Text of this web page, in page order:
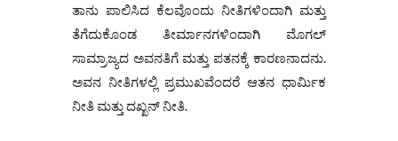
ತಾನು ಪಾಲಿಸಿದ ಕೆಲವೊಂದು ನೀತಿಗಳಿಂದಾಗಿ ಮತ್ತು
ತೆಗೆದುಕೊಂಡ ತೀರ್ಮಾನಗಳಿಂದಾಗಿ ಮೊಗಲ್
ಸಾಮ್ರಾಜ್ಯದ ಅವನತಿಗೆ ಮತ್ತು ಪತನಕ್ಕೆ ಕಾರಣನಾದನು.
ಅವನ ನೀತಿಗಳಲ್ಲಿ ಪ್ರಮುಖವೆಂದರೆ ಆತನ ಧಾರ್ಮಿಕ
ನೀತಿ ಮತ್ತು ದಖ್ಖನ್ ನೀತಿ.